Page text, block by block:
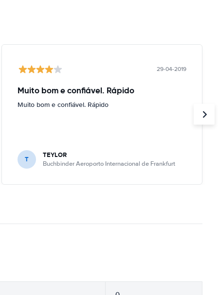
29-04-2019
Muito bom e confiável. Rápido
Muito bom e confiável. Rápido
T TEYLOR
Buchbinder Aeroporto Internacional de Frankfurt